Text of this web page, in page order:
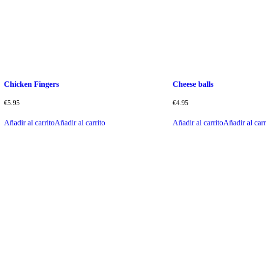
Chicken Fingers
€5.95
Añadir al carritoAñadir al carrito
Cheese balls
€4.95
Añadir al carritoAñadir al